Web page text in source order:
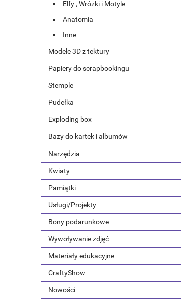
Elfy , Wróżki i Motyle
Anatomia
Inne
Modele 3D z tektury
Papiery do scrapbookingu
Stemple
Pudełka
Exploding box
Bazy do kartek i albumów
Narzędzia
Kwiaty
Pamiątki
Usługi/Projekty
Bony podarunkowe
Wywoływanie zdjęć
Materiały edukacyjne
CraftyShow
Nowości